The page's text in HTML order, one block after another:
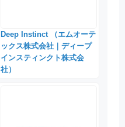
Deep Instinct （エムオーテ
ックス株式会社｜ディープ
インスティンクト株式会
社）